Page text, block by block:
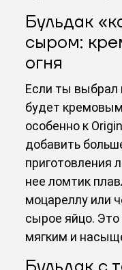
Бульдак
сыром:
огня
Если ты выбрал
будет
особенно к
добавить
приготовления
нее ломтик
моцареллу или
сырое яйцо. Это
мягким и